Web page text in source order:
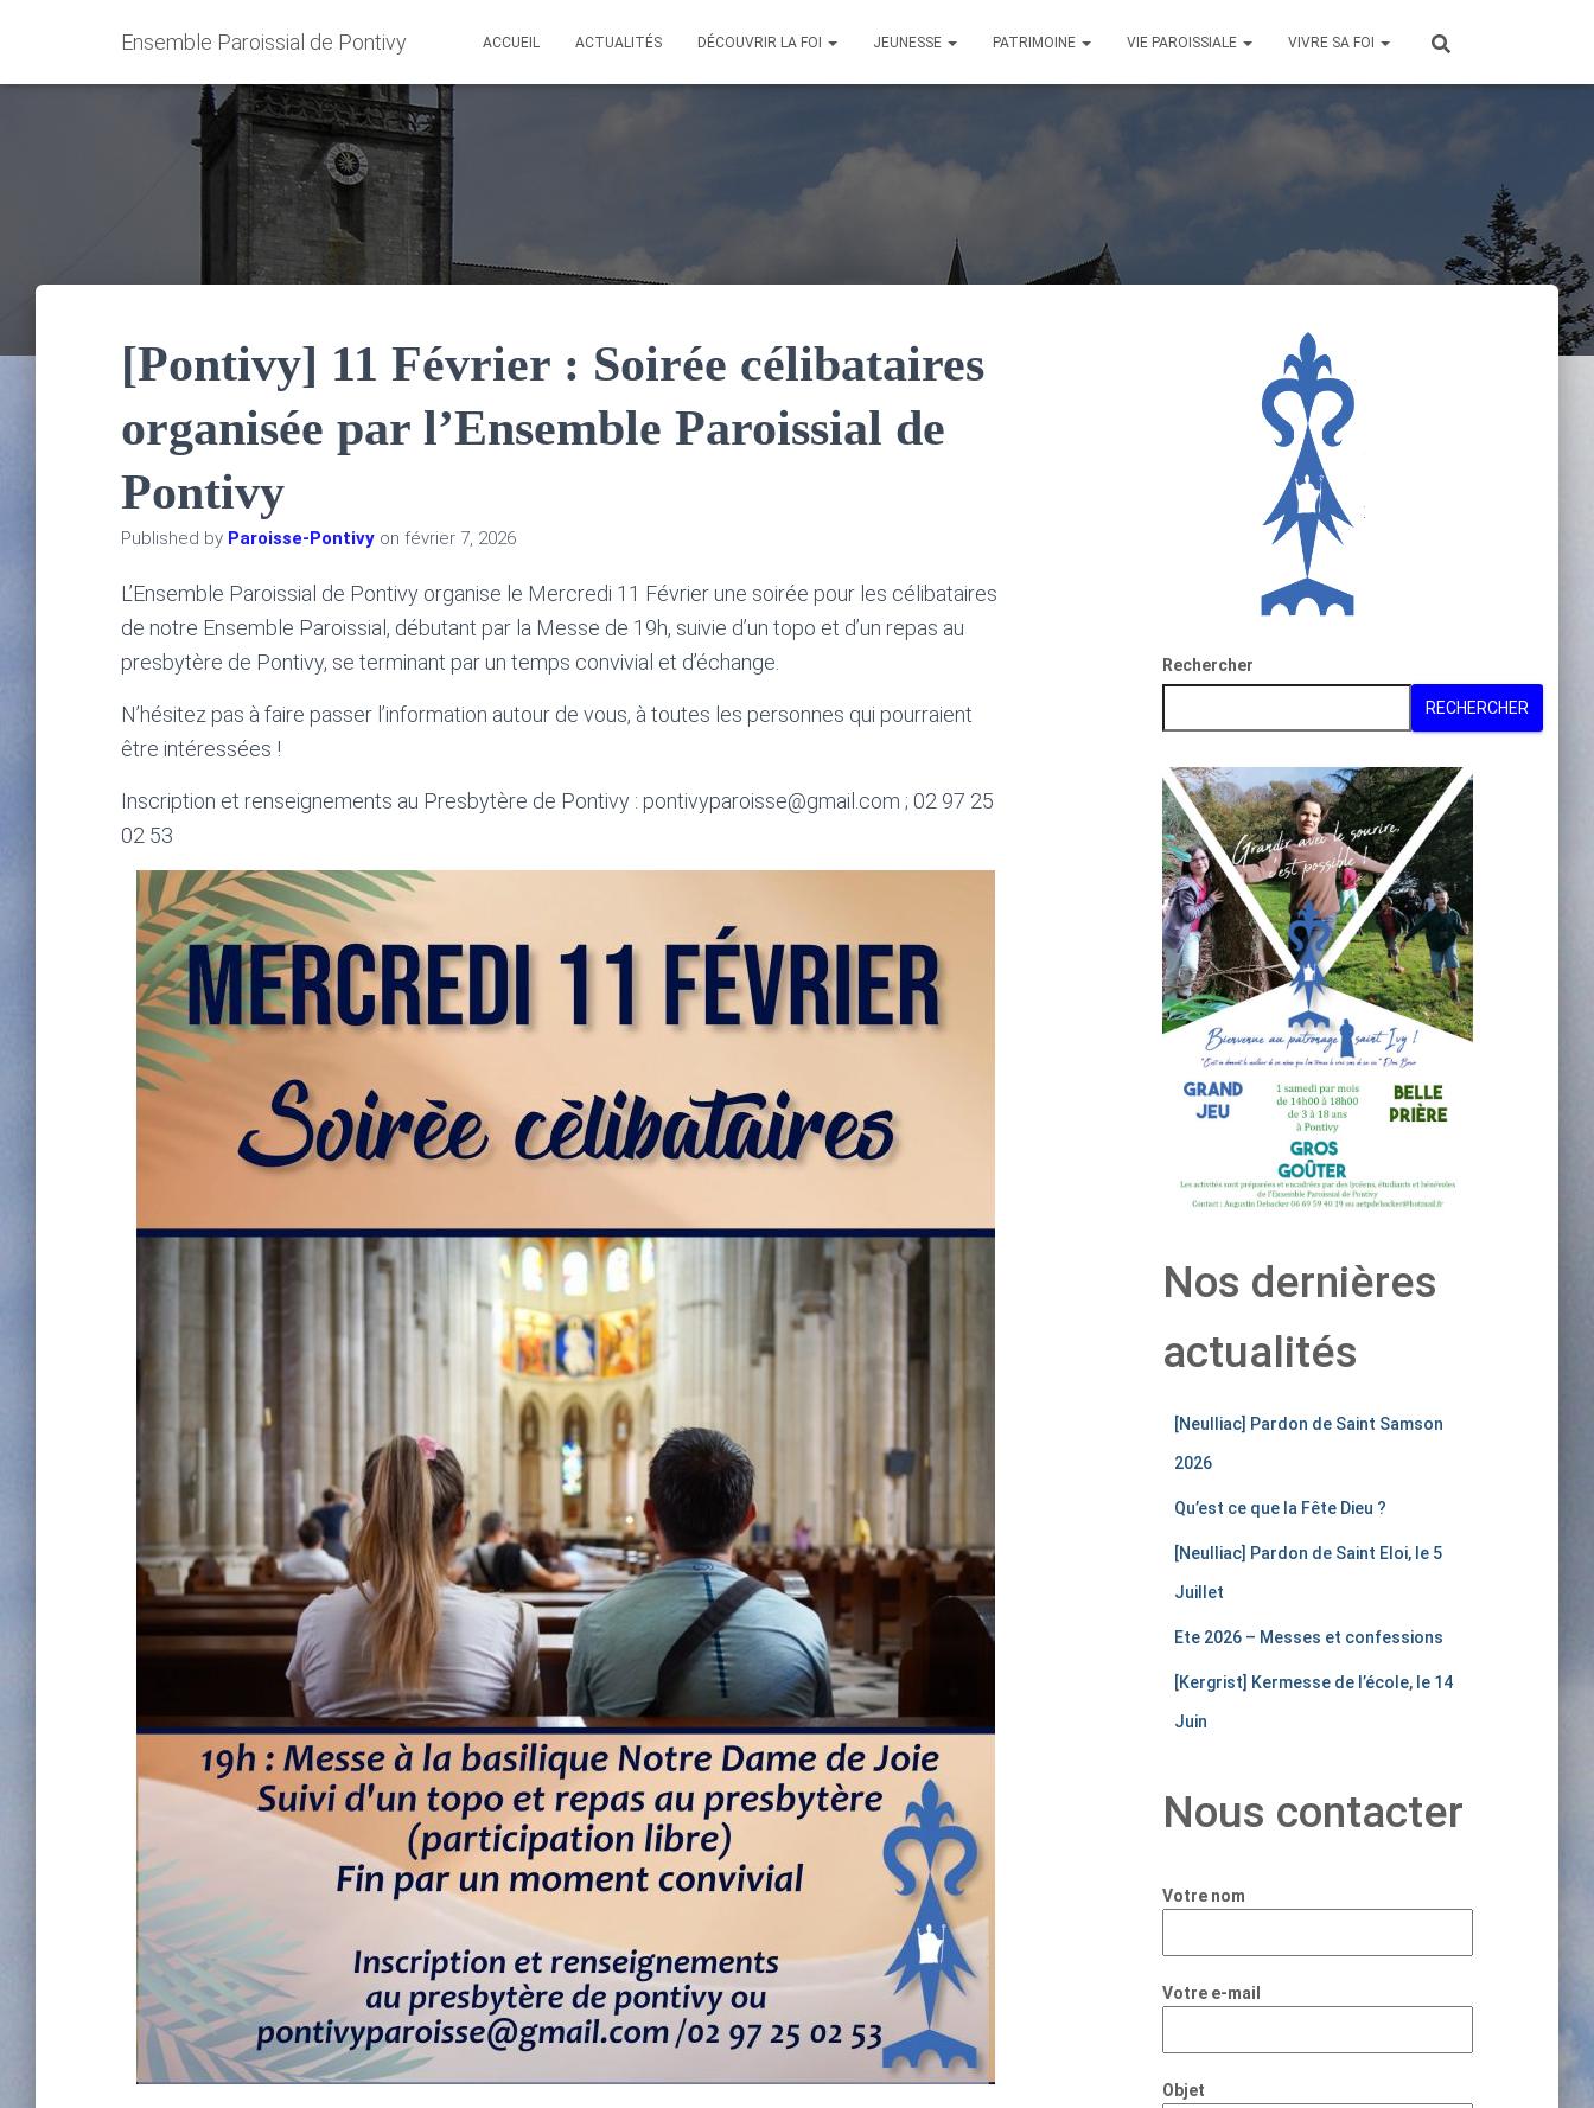
Ensemble Paroissial de Pontivy ACCUEIL ACTUALITÉS DÉCOUVRIR LA FOI JEUNESSE PATRIMOINE VIE PAROISSIALE VIVRE SA FOI
[Pontivy] 11 Février : Soirée célibataires
organisée par l’Ensemble Paroissial de
Pontivy
Published by Paroisse-Pontivy on février 7, 2026
L’Ensemble Paroissial de Pontivy organise le Mercredi 11 Février une soirée pour les célibataires
de notre Ensemble Paroissial, débutant par la Messe de 19h, suivie d’un topo et d’un repas au
presbytère de Pontivy, se terminant par un temps convivial et d’échange.
N’hésitez pas à faire passer l’information autour de vous, à toutes les personnes qui pourraient
être intéressées !
Inscription et renseignements au Presbytère de Pontivy : pontivyparoisse@gmail.com ; 02 97 25
02 53
Rechercher
RECHERCHER
Nos dernières
actualités
[Neulliac] Pardon de Saint Samson
2026
Qu’est ce que la Fête Dieu ?
[Neulliac] Pardon de Saint Eloi, le 5
Juillet
Ete 2026 – Messes et confessions
[Kergrist] Kermesse de l’école, le 14
Juin
Nous contacter
Votre nom
Votre e-mail
Objet